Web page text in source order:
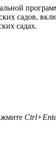
садов,
садах.